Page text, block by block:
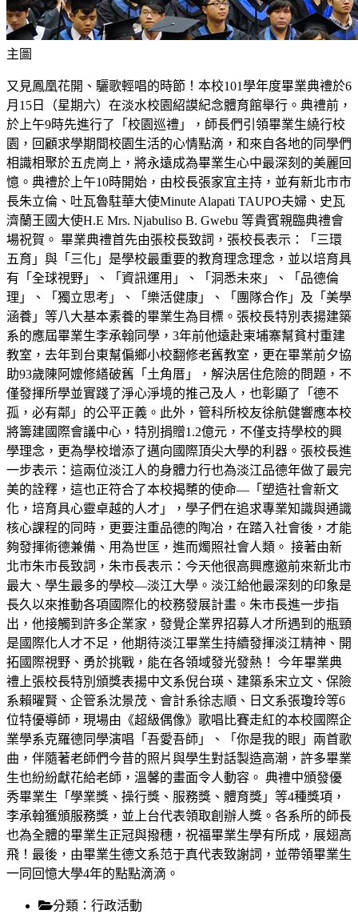
主圖
又見鳳凰花開、驪歌輕唱的時節！本校101學年度畢業典禮於6
月15日（星期六）在淡水校園紹謨紀念體育館舉行。典禮前，
於上午9時先進行了「校園巡禮」，師長們引領畢業生繞行校
園，回顧求學期間校園生活的心情點滴，和來自各地的同學們
相識相聚於五虎崗上，將永遠成為畢業生心中最深刻的美麗回
憶。典禮於上午10時開始，由校長張家宜主持，並有新北市市
長朱立倫、吐瓦魯駐華大使Minute Alapati TAUPO夫婦、史瓦
濟蘭王國大使H.E Mrs. Njabuliso B. Gwebu 等貴賓親臨典禮會
場祝賀。 畢業典禮首先由張校長致詞，張校長表示：「三環
五育」與「三化」是學校最重要的教育理念理念，並以培育具
有「全球視野」、「資訊運用」、「洞悉未來」、「品德倫
理」、「獨立思考」、「樂活健康」、「團隊合作」及「美學
涵養」等八大基本素養的畢業生為目標。張校長特別表揚建築
系的應屆畢業生李承翰同學，3年前他遠赴柬埔寨幫貧村重建
教室，去年到台東幫偏鄉小校翻修老舊教室，更在畢業前夕協
助93歲陳阿嬤修繕破舊「土角厝」，解決居住危險的問題，不
僅發揮所學並實踐了淨心淨境的推己及人，也彰顯了「德不
孤，必有鄰」的公平正義。此外，管科所校友徐航健響應本校
將籌建國際會議中心，特別捐贈1.2億元，不僅支持學校的興
學理念，更為學校增添了邁向國際頂尖大學的利器。張校長進
一步表示：這兩位淡江人的身體力行也為淡江品德年做了最完
美的詮釋，這也正符合了本校揭櫫的使命—「塑造社會新文
化，培育具心靈卓越的人才」，學子們在追求專業知識與通識
核心課程的同時，更要注重品德的陶冶，在踏入社會後，才能
夠發揮術德兼備、用為世匡，進而燭照社會人類。 接著由新
北市朱市長致詞，朱市長表示：今天他很高興應邀前來新北市
最大、學生最多的學校—淡江大學。淡江給他最深刻的印象是
長久以來推動各項國際化的校務發展計畫。朱市長進一步指
出，他接觸到許多企業家，發覺企業界招募人才所遇到的瓶頸
是國際化人才不足，他期待淡江畢業生持續發揮淡江精神、開
拓國際視野、勇於挑戰，能在各領域發光發熱！ 今年畢業典
禮上張校長特別頒獎表揚中文系倪台瑛、建築系宋立文、保險
系賴曜賢、企管系沈景茂、會計系徐志順、日文系張瓊玲等6
位特優導師，現場由《超級偶像》歌唱比賽走紅的本校國際企
業學系克羅德同學演唱「吾愛吾師」、「你是我的眼」兩首歌
曲，伴隨著老師們今昔的照片與學生對話製造高潮，許多畢業
生也紛紛獻花給老師，溫馨的畫面令人動容。 典禮中頒發優
秀畢業生「學業獎、操行獎、服務獎、體育獎」等4種獎項，
李承翰獲頒服務獎，並上台代表領取創辦人獎。各系所的師長
也為全體的畢業生正冠與撥穗，祝福畢業生學有所成，展翅高
飛！最後，由畢業生德文系范于真代表致謝詞，並帶領畢業生
一同回憶大學4年的點點滴滴。
分類： 行政活動